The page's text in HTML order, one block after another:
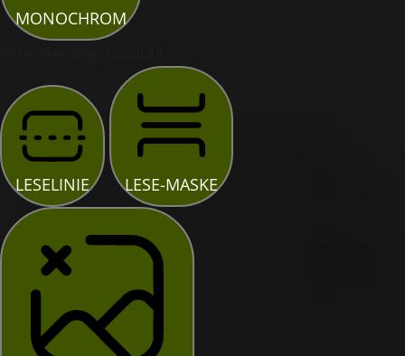
MONOCHROM
LESELINIE LESE-MASKE